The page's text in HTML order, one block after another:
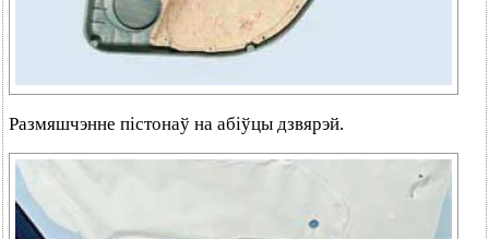
Размяшчэнне пістонаў на абіўцы дзвярэй.